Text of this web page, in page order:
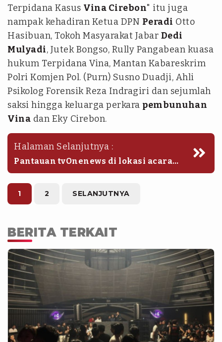
Terpidana Kasus Vina Cirebon" itu juga
nampak kehadiran Ketua DPN Peradi Otto
Hasibuan, Tokoh Masyarakat Jabar Dedi
Mulyadi, Jutek Bongso, Rully Pangabean kuasa
hukum Terpidana Vina, Mantan Kabareskrim
Polri Komjen Pol. (Purn) Susno Duadji, Ahli
Psikolog Forensik Reza Indragiri dan sejumlah
saksi hingga keluarga perkara pembunuhan
Vina dan Eky Cirebon.
Halaman Selanjutnya :
Pantauan tvOnenews di lokasi acara
para peserta tersebut memenuhi kursi-
kursi pada gedung 3 lantai yang
disediakan.
1 2 SELANJUTNYA
BERITA TERKAIT